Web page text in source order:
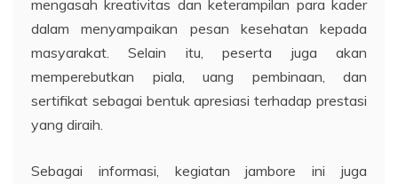
mengasah kreativitas dan keterampilan para kader
dalam menyampaikan pesan kesehatan kepada
masyarakat. Selain itu, peserta juga akan
memperebutkan piala, uang pembinaan, dan
sertifikat sebagai bentuk apresiasi terhadap prestasi
yang diraih.
Sebagai informasi, kegiatan jambore ini juga